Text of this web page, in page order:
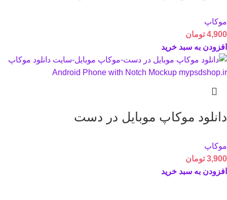
موکاپ
4,900 تومان
افزودن به سبد خرید
دانلود موکاپ موبایل در دست
موکاپ
3,900 تومان
افزودن به سبد خرید